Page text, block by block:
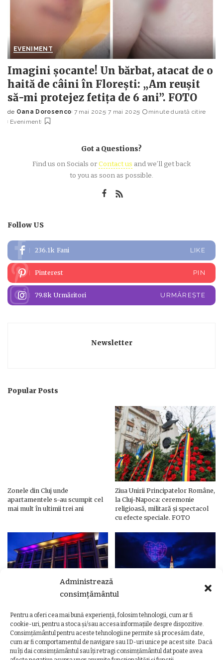
Administrează
consimțământul
Pentru a oferi cea mai bună experiență, folosim tehnologii, cum ar fi
cookie-uri, pentru a stoca și/sau accesa informațiile despre dispozitive.
Consimțământul pentru aceste tehnologii ne permite să procesăm date,
cum ar fi comportamentul de navigare sau ID-uri unice pe acest site. Dacă
nu îți dai consimțământul sau îți retragi consimțământul dat poate avea
EVENIMENT
Imagini șocante! Un bărbat, atacat de o
haită de câini în Florești: „Am reușit
să-mi protejez fetița de 6 ani”. FOTO
Posted
by
de Oana Dorosenco 7 mai 2025 7 mai 2025
minute durată citire
Eveniment
Got a Questions?
Find us on Socials orContact us and we’ll get back
to you as soon as possible.
Follow US
236.1k Fani LIKE
Pinterest PIN
79.8k Urmăritori URMĂREȘTE
Newsletter
Popular Posts
Zonele din Cluj unde
apartamentele s-au scumpit cel
mai mult în ultimii trei ani
Ziua Unirii Principatelor Române,
la Cluj-Napoca: ceremonie
religioasă, militară și spectacol
cu efecte speciale. FOTO
Ziua Unirii Principatelor Române
– Clădiri și poduri din Cluj,
iluminate în culorile drapelului
Ziua Unirii la Cluj-Napoca.
Programul complet al
evenimentelor